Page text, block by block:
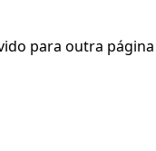
para outra página